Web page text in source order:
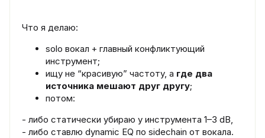
Что я делаю:
solo вокал + главный конфликтующий
инструмент;
ищу не “красивую” частоту, а где два
источника мешают друг другу;
потом:
- либо статически убираю у инструмента 1–3 dB,
- либо ставлю dynamic EQ по sidechain от вокала.